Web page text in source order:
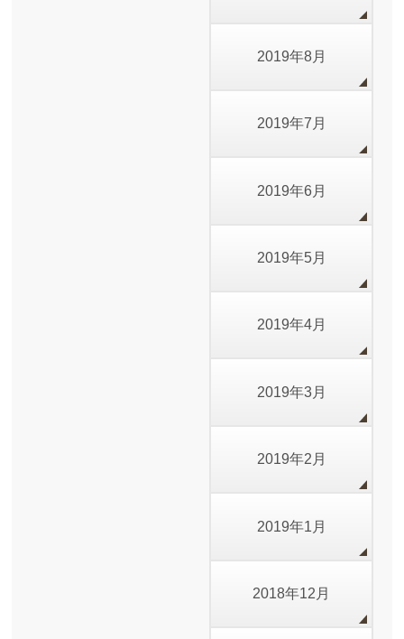
2019年8月
2019年7月
2019年6月
2019年5月
2019年4月
2019年3月
2019年2月
2019年1月
2018年12月